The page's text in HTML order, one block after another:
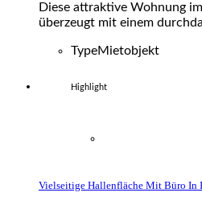
Diese attraktive Wohnung
überzeugt mit einem
TypeMietobjekt
Highlight
Vielseitige Hallenfläche Mit Büro In